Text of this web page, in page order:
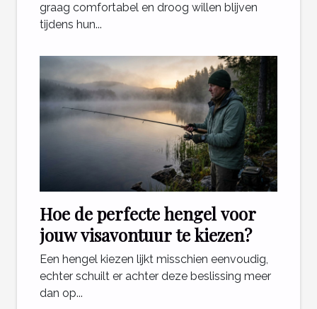
graag comfortabel en droog willen blijven
tijdens hun...
Hoe de perfecte hengel voor
jouw visavontuur te kiezen?
Een hengel kiezen lijkt misschien eenvoudig,
echter schuilt er achter deze beslissing meer
dan op...